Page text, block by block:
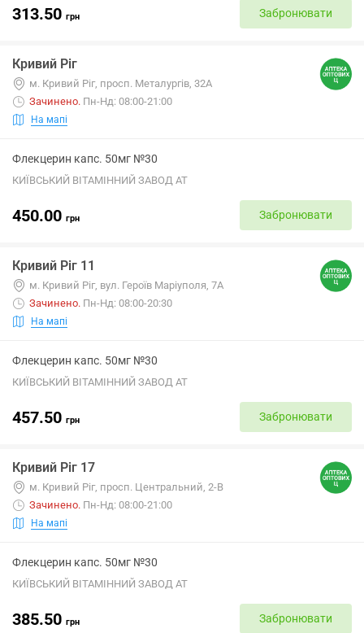
313.50 грн Забронювати
Кривий Ріг
м. Кривий Ріг, просп. Металургів, 32А
Зачинено. Пн-Нд: 08:00-21:00
На мапі
Флекцерин капс. 50мг №30
КИЇВСЬКИЙ ВІТАМІННИЙ ЗАВОД АТ
450.00 грн Забронювати
Кривий Ріг 11
м. Кривий Ріг, вул. Героїв Маріуполя, 7А
Зачинено. Пн-Нд: 08:00-20:30
На мапі
Флекцерин капс. 50мг №30
КИЇВСЬКИЙ ВІТАМІННИЙ ЗАВОД АТ
457.50 грн Забронювати
Кривий Ріг 17
м. Кривий Ріг, просп. Центральний, 2-В
Зачинено. Пн-Нд: 08:00-21:00
На мапі
Флекцерин капс. 50мг №30
КИЇВСЬКИЙ ВІТАМІННИЙ ЗАВОД АТ
385.50 грн Забронювати